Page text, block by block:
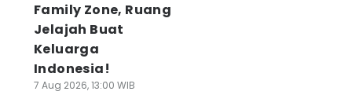
Family Zone, Ruang
Jelajah Buat
Keluarga
Indonesia!
7 Aug 2026, 13:00 WIB